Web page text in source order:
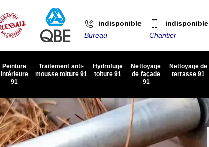
indisponible
Bureau
indisponible
Chantier
Peinture
intérieure
91
Traitement anti-
mousse toiture 91
Hydrofuge
toiture 91
Nettoyage
de façade
91
Nettoyage de
terrasse 91